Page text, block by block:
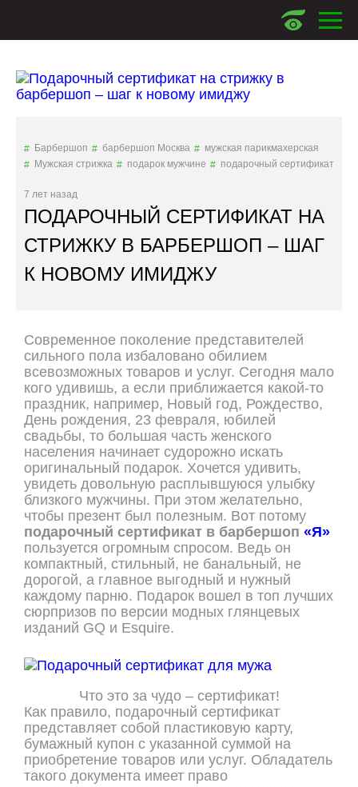
Барбершоп барбершоп Москва
мужская парикмахерская
Мужская стрижка
подарок мужчине подарочный сертификат
7 лет назад
ПОДАРОЧНЫЙ СЕРТИФИКАТ НА
СТРИЖКУ В БАРБЕРШОП – ШАГ
К НОВОМУ ИМИДЖУ
Современное поколение представителей
сильного пола избаловано обилием
всевозможных товаров и услуг. Сегодня мало
кого удивишь, а если приближается какой-то
праздник, например, Новый год, Рождество,
День рождения, 23 февраля, юбилей
свадьбы, то большая часть женского
населения начинает судорожно искать
оригинальный подарок. Хочется удивить,
увидеть довольную расплывшуюся улыбку
близкого мужчины. При этом желательно,
чтобы презент был полезным. Вот потому
подарочный сертификат в барбершоп «Я»
пользуется огромным спросом. Ведь он
компактный, стильный, не банальный, не
дорогой, а главное выгодный и нужный
каждому парню. Подарок вошел в топ лучших
сюрпризов по версии модных глянцевых
изданий GQ и Esquire.
Что это за чудо – сертификат!
Как правило, подарочный сертификат
представляет собой пластиковую карту,
бумажный купон с указанной суммой на
приобретение товаров или услуг. Обладатель
такого документа имеет право